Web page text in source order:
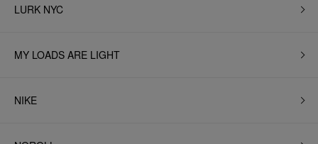
LURK NYC
MY LOADS ARE LIGHT
NIKE